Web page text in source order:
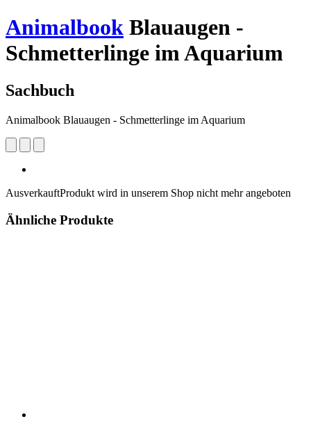
Animalbook Blauaugen -
Schmetterlinge im Aquarium
Sachbuch
Animalbook Blauaugen - Schmetterlinge im Aquarium
AusverkauftProdukt wird in unserem Shop nicht mehr angeboten
Ähnliche Produkte